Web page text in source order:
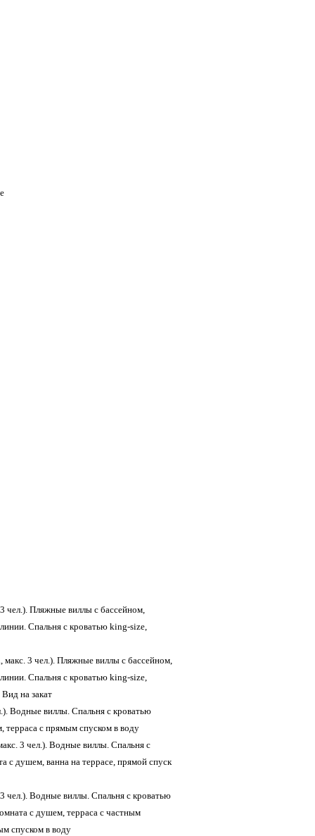
чел.). Пляжные виллы с бассейном,
Спальня с кроватью king-size,
макс. 3 чел.). Пляжные виллы с бассейном,
Спальня с кроватью king-size,
на закат
Водные виллы. Спальня с кроватью
терраса с прямым спуском в воду
3 чел.). Водные виллы. Спальня с
с душем, ванна на террасе, прямой спуск
чел.). Водные виллы. Спальня с кроватью
с душем, терраса с частным
спуском в воду